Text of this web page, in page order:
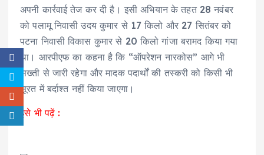
अपनी कार्रवाई तेज कर दी है। इसी अभियान के तहत 28 नवंबर
को पलामू निवासी उदय कुमार से 17 किलो और 27 सितंबर को
पटना निवासी विकास कुमार से 20 किलो गांजा बरामद किया गया
था। आरपीएफ का कहना है कि “ऑपरेशन नारकोस” आगे भी
सख्ती से जारी रहेगा और मादक पदार्थों की तस्करी को किसी भी
सूरत में बर्दाश्त नहीं किया जाएगा।
इसे भी पढ़ें :